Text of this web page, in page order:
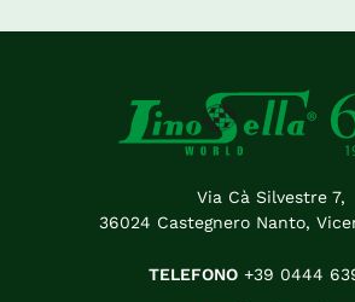
Via Cà Silvestre 7,
36024 Castegnero Nanto,
TELEFONO +39 0444